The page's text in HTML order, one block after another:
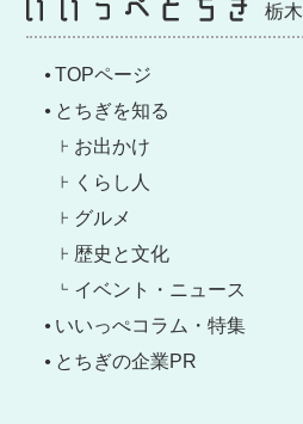
栃
TOPページ
とちぎを知る
お出かけ
くらし人
グルメ
歴史と文化
イベント・ニュース
いいっぺコラム・特集
とちぎの企業PR